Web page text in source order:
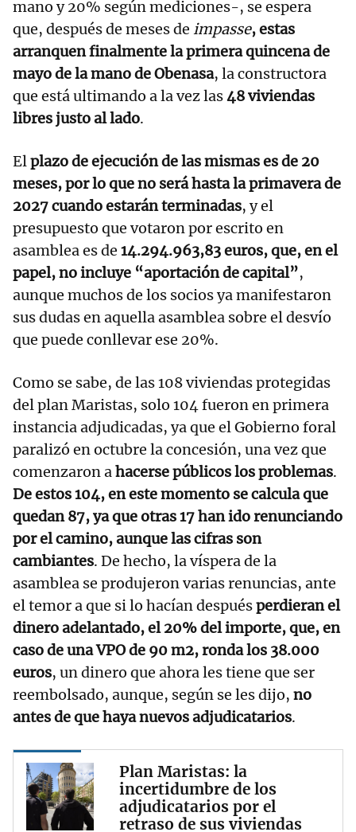
mano y 20% según mediciones-, se espera
que, después de meses de impasse, estas
arranquen finalmente la primera quincena de
mayo de la mano de Obenasa, la constructora
que está ultimando a la vez las48 viviendas
libres justo al lado.
Elplazo de ejecución de las mismas es de 20
meses, por lo que no será hasta la primavera de
2027 cuando estarán terminadas, y el
presupuesto que votaron por escrito en
asamblea es de 14.294.963,83 euros, que, en el
papel, no incluye “aportación de capital”,
aunque muchos de los socios ya manifestaron
sus dudas en aquella asamblea sobre el desvío
que puede conllevar ese 20%.
Como se sabe, de las 108 viviendas protegidas
del plan Maristas, solo 104 fueron en primera
instancia adjudicadas, ya que el Gobierno foral
paralizó en octubre la concesión, una vez que
comenzaron ahacerse públicos los problemas.
De estos 104, en este momento se calcula que
quedan 87, ya que otras 17 han ido renunciando
por el camino, aunque las cifras son
cambiantes. De hecho, la víspera de la
asamblea se produjeron varias renuncias, ante
el temor a que si lo hacían despuésperdieran el
dinero adelantado, el 20% del importe, que, en
caso de una VPO de 90 m2, ronda los 38.000
euros, un dinero que ahora les tiene que ser
reembolsado, aunque, según se les dijo, no
antes de que haya nuevos adjudicatarios.
Plan Maristas: la
incertidumbre de los
adjudicatarios por el
retraso de sus viviendas